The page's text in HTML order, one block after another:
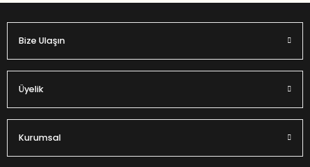
Bize Ulaşın
Üyelik
Kurumsal